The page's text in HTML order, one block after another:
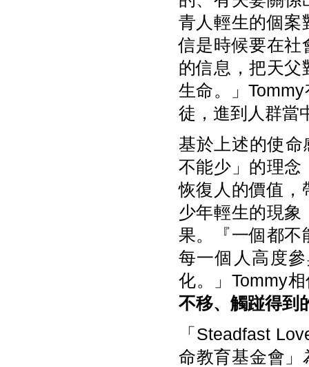
青人輕生的個案
信是時候要在社
的信息，把天父
生命。」
徒，進到人群當
基於上述的使命
不能少」的理念
恢復人的價值，
少年輕生的現象
果。『一個都不
每一個人高度
化。」Tommy
不移、觸踫得到
「Steadfast
命教育基金會」